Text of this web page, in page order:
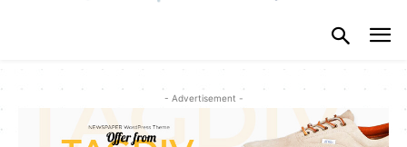
- Advertisement -